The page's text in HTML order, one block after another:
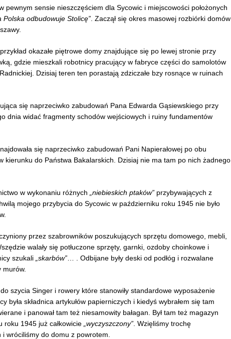
pewnym sensie nieszczęściem dla Sycowic i miejscowości położonych
Polska odbudowuje Stolicę”. Zaczął się okres masowej rozbiórki domów
okazałe piętrowe domy znajdujące się po lewej stronie przy
gdzie mieszkali robotnicy pracujący w fabryce części do samolotów
Dzisiaj teren ten porastają zdziczałe bzy rosnące w ruinach
się naprzeciwko zabudowań Pana Edwarda Gąsiewskiego przy
dnia widać fragmenty schodów wejściowych i ruiny fundamentów
się naprzeciwko zabudowań Pani Napierałowej po obu
kierunku do Państwa Bakalarskich. Dzisiaj nie ma tam po nich żadnego
w wykonaniu różnych „niebieskich ptaków” przybywających z
mojego przybycia do Sycowic w październiku roku 1945 nie było
przez szabrowników poszukujących sprzętu domowego, mebli,
walały się potłuczone sprzęty, garnki, ozdoby choinkowe i
szukali „skarbów” … . Odbijane były deski od podłóg i rozwalane
murów.
szycia Singer i rowery które stanowiły standardowe wyposażenie
była składnica artykułów papierniczych i kiedyś wybrałem się tam
i panował tam też niesamowity bałagan. Był tam też magazyn
roku 1945 już całkowicie „wyczyszczony” . Wzięliśmy trochę
wróciliśmy do domu z powrotem.